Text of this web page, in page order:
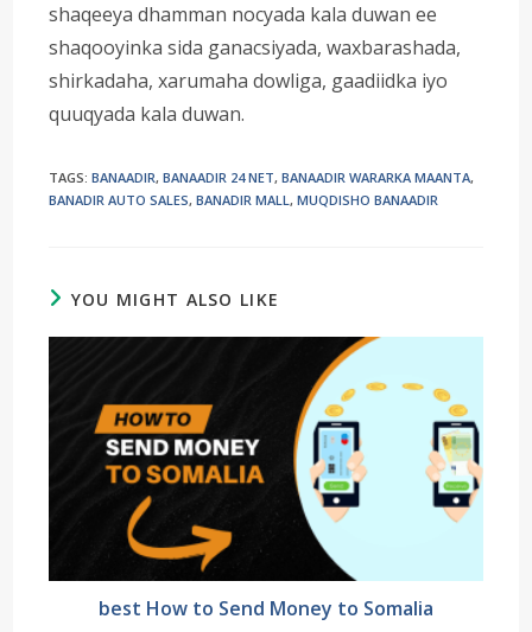
shaqeeya dhamman nocyada kala duwan ee
shaqooyinka sida ganacsiyada, waxbarashada,
shirkadaha, xarumaha dowliga, gaadiidka iyo
quuqyada kala duwan.
TAGS:BANAADIR, BANAADIR 24 NET, BANAADIR WARARKA MAANTA,
BANADIR AUTO SALES, BANADIR MALL, MUQDISHO BANAADIR
YOU MIGHT ALSO LIKE
best How to Send Money to Somalia